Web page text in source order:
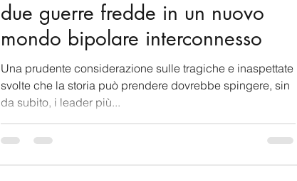
due guerre fredde in un nuovo
mondo bipolare interconnesso
Una prudente considerazione sulle tragiche e inaspettate
svolte che la storia può prendere dovrebbe spingere, sin
da subito, i leader più...